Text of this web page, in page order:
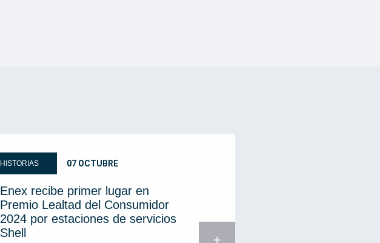
HISTORIAS 07 OCTUBRE
Enex recibe primer lugar en
Premio Lealtad del Consumidor
2024 por estaciones de servicios
Shell
add